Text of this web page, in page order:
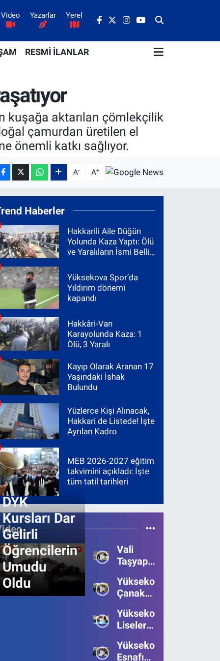
Video Yazarlar Yerel
RESMİ İLANLAR
kuşağa aktarılan çömlekçilik
çamurdan üretilen el
önemli katkı sağlıyor.
A- A+
Haberler
Hakkarili Aile Düğün
Yolunda Kaza Yaptı: Ölü
ve Yaralıların İsmi Belli
Yüksekova Spor’da
Yıldırım dönemi
kapandı
Hakkâri-Van
Karayolunda Kaza: 1
Ölü, 3 Yaralı
Kayıp Olarak Aranan 17
Yaşındaki İshak
Bulundu
Yüzlerce Kişi Alınacak,
Hakkari de Listede! İşte
Ayrılan Kadro
MEB 2026-2027 eğitim
takvimini açıkladı: İşte
tüm tatil tarihleri
DYK
Kursları Dar
Gelirli
Öğrencilerin
Umudu
Oldu
Vali
Taşyapan,
Bölgesinde
İncelemelerde
Bulundu
Yüksekova’da
Çanakkale
111.Yılı
Kutlandı
Yüksekova’da
Liseler
Bilgi
Yüksekova
Esnafı